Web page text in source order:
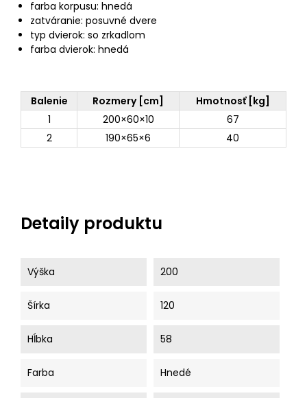
farba korpusu: hnedá
zatváranie: posuvné dvere
typ dvierok: so zrkadlom
farba dvierok: hnedá
Balenie Rozmery [cm]
Hmotnosť [kg]
1
200×60×10
67
2
190×65×6 40
Detaily produktu
Výška 200
Šírka 120
Hĺbka 58
Farba Hnedé